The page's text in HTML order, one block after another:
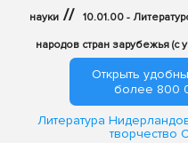
науки // 10.01.00 -
народов стран зарубежья (с
Открыть
более 800
Литература
творчество